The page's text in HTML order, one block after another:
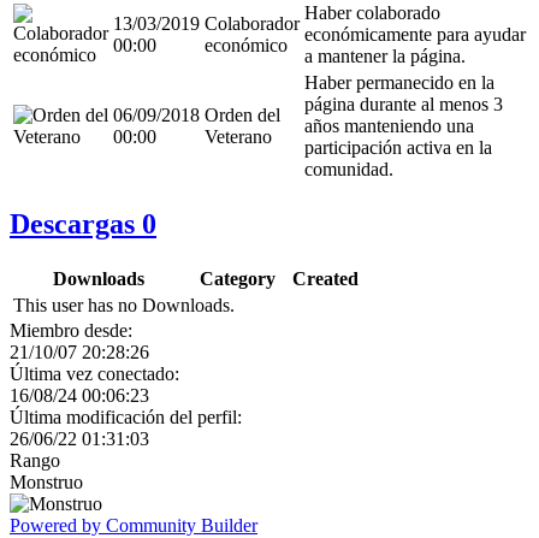
13/03/2019
00:00
Colaborador
económico
Haber colaborado
económicamente para ayudar
a mantener la página.
06/09/2018
00:00
Orden del
Veterano
Haber permanecido en la
página durante al menos 3
años manteniendo una
participación activa en la
comunidad.
Descargas 0
Downloads Category
Created
This user has no Downloads.
Miembro desde:
21/10/07 20:28:26
Última vez conectado:
16/08/24 00:06:23
Última modificación del perfil:
26/06/22 01:31:03
Rango
Monstruo
Powered by Community Builder